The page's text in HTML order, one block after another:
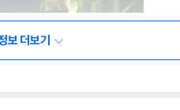
보 더보기